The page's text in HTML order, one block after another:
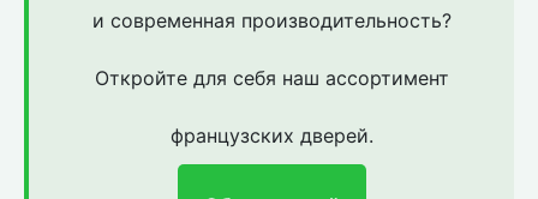
и современная производительность?
Откройте для себя наш ассортимент
французских дверей.